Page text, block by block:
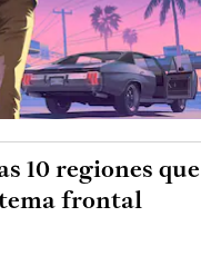
10 regiones que
frontal